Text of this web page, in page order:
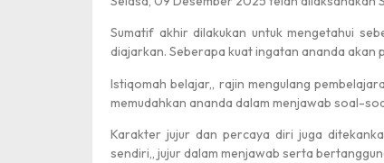
Sumatif akhir dilakukan untuk mengetahui
diajarkan. Seberapa kuat ingatan ananda akan
Istiqomah belajar,, rajin mengulang
memudahkan ananda dalam menjawab soal-
Karakter jujur dan percaya diri juga
sendiri,, jujur dalam menjawab serta